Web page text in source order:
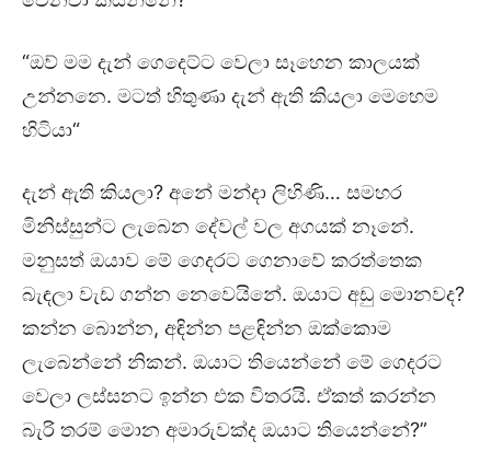
“ඔව් මම දැන් ගෙදෙට්ට වෙලා සෑහෙන කාලයක්
උන්නනෙ. මටත් හිතුණා දැන් ඇති කියලා මෙහෙම
හිටියා“
දැන් ඇති කියලා? අනේ මන්දා ලිහිණි… සමහර
මිනිස්සුන්ට ලැබෙන දේවල් වල අගයක් නෑනේ.
මනුසත් ඔයාව මේ ගෙදරට ගෙනාවේ කරත්තෙක
බැඳලා වැඩ ගන්න නෙවෙයිනේ. ඔයාට අඩු මොනවද?
කන්න බොන්න, අඳින්න පළඳින්න ඔක්කොම
ලැබෙන්නේ නිකන්. ඔයාට තියෙන්නේ මේ ගෙදරට
වෙලා ලස්සනට ඉන්න එක විතරයි. ඒකත් කරන්න
බැරි තරම් මොන අමාරුවක්ද ඔයාට තියෙන්නේ?”